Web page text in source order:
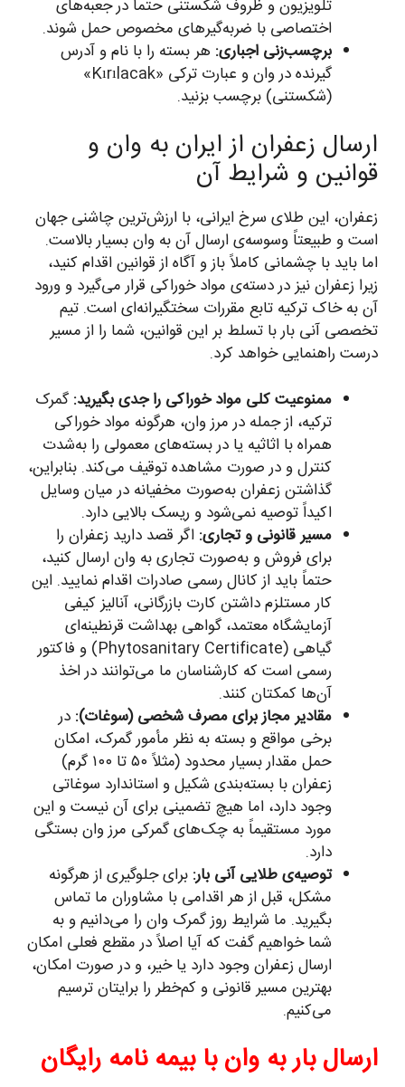
تلویزیون و ظروف شکستنی حتماً در جعبه‌های
اختصاصی با ضربه‌گیرهای مخصوص حمل شوند.
برچسب‌زنی اجباری: هر بسته را با نام و آدرس
گیرنده در وان و عبارت ترکی «Kırılacak»
(شکستنی) برچسب بزنید.
ارسال زعفران از ایران به وان و
قوانین و شرایط آن
زعفران، این طلای سرخ ایرانی، با ارزش‌ترین چاشنی جهان
است و طبیعتاً وسوسه‌ی ارسال آن به وان بسیار بالاست.
اما باید با چشمانی کاملاً باز و آگاه از قوانین اقدام کنید،
زیرا زعفران نیز در دسته‌ی مواد خوراکی قرار می‌گیرد و ورود
آن به خاک ترکیه تابع مقررات سختگیرانه‌ای است. تیم
تخصصی آنی بار با تسلط بر این قوانین، شما را از مسیر
درست راهنمایی خواهد کرد.
ممنوعیت کلی مواد خوراکی را جدی بگیرید: گمرک
ترکیه، از جمله در مرز وان، هرگونه مواد خوراکی
همراه با اثاثیه یا در بسته‌های معمولی را به‌شدت
کنترل و در صورت مشاهده توقیف می‌کند. بنابراین،
گذاشتن زعفران به‌صورت مخفیانه در میان وسایل
اکیداً توصیه نمی‌شود و ریسک بالایی دارد.
مسیر قانونی و تجاری: اگر قصد دارید زعفران را
برای فروش و به‌صورت تجاری به وان ارسال کنید،
حتماً باید از کانال رسمی صادرات اقدام نمایید. این
کار مستلزم داشتن کارت بازرگانی، آنالیز کیفی
آزمایشگاه معتمد، گواهی بهداشت قرنطینه‌ای
گیاهی (Phytosanitary Certificate) و فاکتور
رسمی است که کارشناسان ما می‌توانند در اخذ
آن‌ها کمکتان کنند.
مقادیر مجاز برای مصرف شخصی (سوغات): در
برخی مواقع و بسته به نظر مأمور گمرک، امکان
حمل مقدار بسیار محدود (مثلاً ۵۰ تا ۱۰۰ گرم)
زعفران با بسته‌بندی شکیل و استاندارد سوغاتی
وجود دارد، اما هیچ تضمینی برای آن نیست و این
مورد مستقیماً به چک‌های گمرکی مرز وان بستگی
دارد.
توصیه‌ی طلایی آنی بار: برای جلوگیری از هرگونه
مشکل، قبل از هر اقدامی با مشاوران ما تماس
بگیرید. ما شرایط روز گمرک وان را می‌دانیم و به
شما خواهیم گفت که آیا اصلاً در مقطع فعلی امکان
ارسال زعفران وجود دارد یا خیر، و در صورت امکان،
بهترین مسیر قانونی و کم‌خطر را برایتان ترسیم
می‌کنیم.
ارسال بار به وان با بیمه نامه رایگان